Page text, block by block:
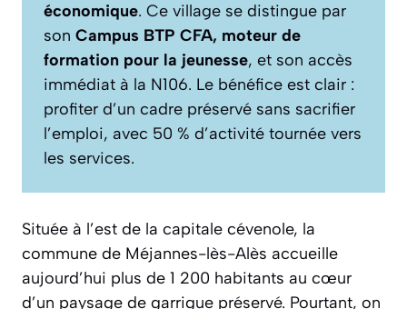
économique. Ce village se distingue par
son Campus BTP CFA, moteur de
formation pour la jeunesse, et son accès
immédiat à la N106. Le bénéfice est clair :
profiter d’un cadre préservé sans sacrifier
l’emploi, avec 50 % d’activité tournée vers
les services.
Située à l’est de la capitale cévenole, la
commune de Méjannes-lès-Alès accueille
aujourd’hui plus de 1 200 habitants au cœur
d’un paysage de garrigue préservé. Pourtant, on